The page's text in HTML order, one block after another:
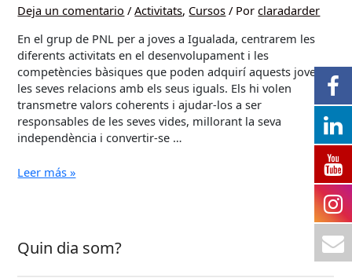
Deja un comentario /Activitats, Cursos / Porclaradarder
En el grup de PNL per a joves a Igualada, centrarem les
diferents activitats en el desenvolupament i les
competències bàsiques que poden adquirí aquests joves i
les seves relacions amb els seus iguals. Els hi volen
transmetre valors coherents i ajudar-los a ser
responsables de les seves vides, millorant la seva
independència i convertir-se …
GRUP
AL
Leer más »
Quin dia som?